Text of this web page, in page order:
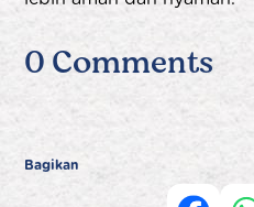
0 Comments
Bagikan